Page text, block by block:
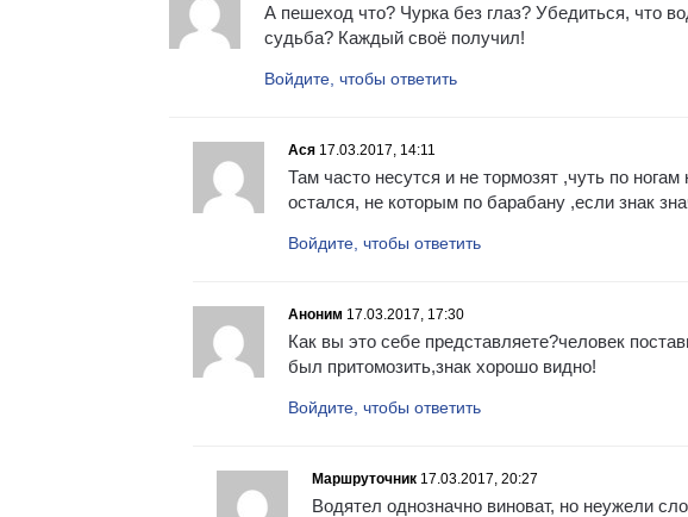
А пешеход что? Чурка без глаз? Убедиться, что
судьба? Каждый своё получил!
Войдите, чтобы ответить
Ася 17.03.2017, 14:11
Там часто несутся и не тормозят ,чуть по
остался, не которым по барабану ,если знак
Войдите, чтобы ответить
Аноним 17.03.2017, 17:30
Как вы это себе представляете?человек
был притомозить,знак хорошо видно!
Войдите, чтобы ответить
Маршруточник 17.03.2017, 20:27
Водятел однозначно виноват, но неужели